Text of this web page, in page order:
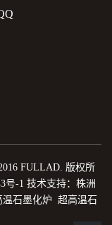
FULLAD. 版权所
号-1 技术支持： 株洲
石墨化炉 超高温石